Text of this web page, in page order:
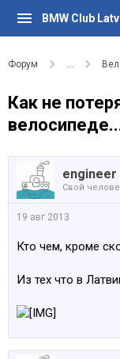
BMW Club
Форум ...
Как не
engineer
Свой
19 авг 2013
Кто чем, кроме
Из тех что в